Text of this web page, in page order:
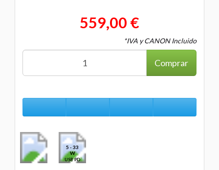
559,00 €
*IVA y CANON Incluido
Comprar
5 - 33
W
USB PD